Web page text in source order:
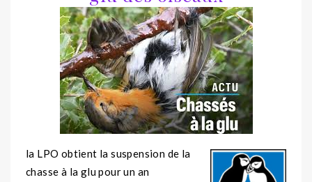
la LPO obtient la suspension de la
chasse à la glu pour un an